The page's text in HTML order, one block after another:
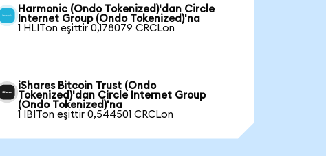
Harmonic (Ondo Tokenized)'dan Circle
Internet Group (Ondo Tokenized)'na
1 HLITon eşittir 0,178079 CRCLon
iShares Bitcoin Trust (Ondo
Tokenized)'dan Circle Internet Group
(Ondo Tokenized)'na
1 IBITon eşittir 0,544501 CRCLon